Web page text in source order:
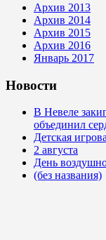
Архив 2013
Архив 2014
Архив 2015
Архив 2016
Январь 2017
Новости
В Невеле
объединил
Детская
2 августа
День
(без названия)